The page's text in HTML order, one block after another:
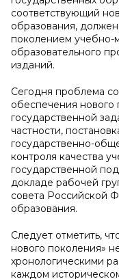
соответствующий
образования,
поколением учебно-
образовательного
изданий.
Сегодня проблема
обеспечения нового
государственной
частности,
государственно-
контроля качества
государственной
докладе рабочей
совета Российской
образования.
Следует отметить,
нового поколения»
хронологическими
каждом